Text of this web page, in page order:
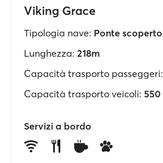
Viking Grace
Tipologia nave: Ponte scoperto
Lunghezza: 218m
Capacità trasporto passeggeri:
Capacità trasporto veicoli: 550
Servizi a bordo